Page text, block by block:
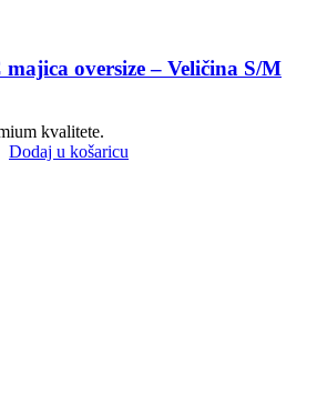
oversize – Veličina S/M
kvalitete.
Dodaj u košaricu